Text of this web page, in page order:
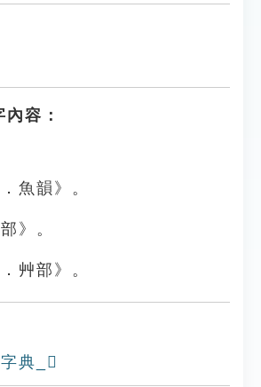
容：
魚韻》。
》。
．艸部》。
典_𧄔